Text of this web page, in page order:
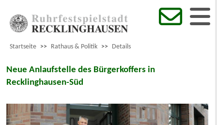
Startseite >> Rathaus & Politik >> Details
Neue Anlaufstelle des Bürgerkoffers in
Recklinghausen-Süd